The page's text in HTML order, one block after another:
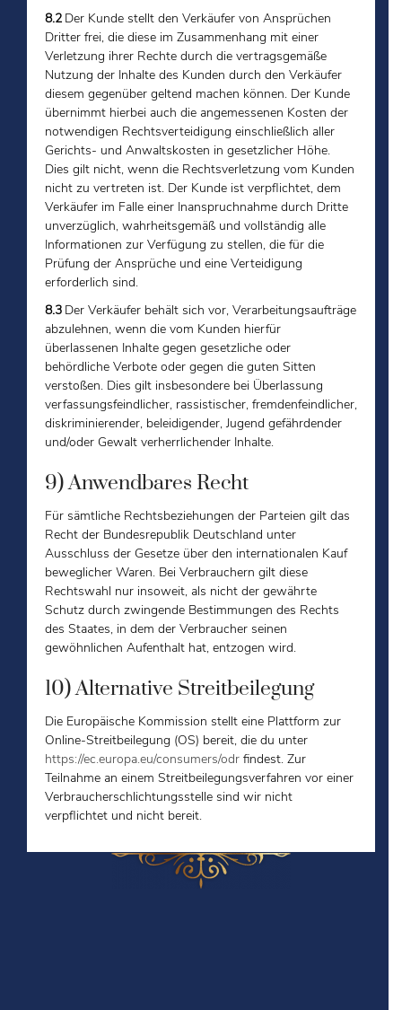
8.2 Der Kunde stellt den Verkäufer von Ansprüchen
Dritter frei, die diese im Zusammenhang mit einer
Verletzung ihrer Rechte durch die vertragsgemäße
Nutzung der Inhalte des Kunden durch den Verkäufer
diesem gegenüber geltend machen können. Der Kunde
übernimmt hierbei auch die angemessenen Kosten der
notwendigen Rechtsverteidigung einschließlich aller
Gerichts- und Anwaltskosten in gesetzlicher Höhe.
Dies gilt nicht, wenn die Rechtsverletzung vom Kunden
nicht zu vertreten ist. Der Kunde ist verpflichtet, dem
Verkäufer im Falle einer Inanspruchnahme durch Dritte
unverzüglich, wahrheitsgemäß und vollständig alle
Informationen zur Verfügung zu stellen, die für die
Prüfung der Ansprüche und eine Verteidigung
erforderlich sind.
8.3 Der Verkäufer behält sich vor, Verarbeitungsaufträge
abzulehnen, wenn die vom Kunden hierfür
überlassenen Inhalte gegen gesetzliche oder
behördliche Verbote oder gegen die guten Sitten
verstoßen. Dies gilt insbesondere bei Überlassung
verfassungsfeindlicher, rassistischer, fremdenfeindlicher,
diskriminierender, beleidigender, Jugend gefährdender
und/oder Gewalt verherrlichender Inhalte.
9) Anwendbares Recht
Für sämtliche Rechtsbeziehungen der Parteien gilt das
Recht der Bundesrepublik Deutschland unter
Ausschluss der Gesetze über den internationalen Kauf
beweglicher Waren. Bei Verbrauchern gilt diese
Rechtswahl nur insoweit, als nicht der gewährte
Schutz durch zwingende Bestimmungen des Rechts
des Staates, in dem der Verbraucher seinen
gewöhnlichen Aufenthalt hat, entzogen wird.
10) Alternative Streitbeilegung
Die Europäische Kommission stellt eine Plattform zur
Online-Streitbeilegung (OS) bereit, die du unter
https://ec.europa.eu/consumers/odr findest. Zur
Teilnahme an einem Streitbeilegungsverfahren vor einer
Verbraucherschlichtungsstelle sind wir nicht
verpflichtet und nicht bereit.